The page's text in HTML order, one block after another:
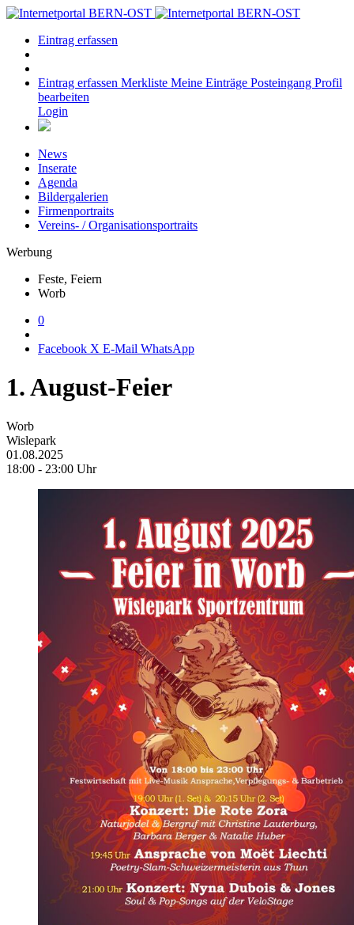
Eintrag erfassen
Eintrag erfassen Merkliste Meine Einträge Posteingang Profil
bearbeiten
Login
News
Inserate
Agenda
Bildergalerien
Firmenportraits
Vereins- / Organisationsportraits
Werbung
Feste, Feiern
Worb
0
Facebook X E-Mail WhatsApp
1. August-Feier
Worb
Wislepark
01.08.2025
18:00 - 23:00 Uhr